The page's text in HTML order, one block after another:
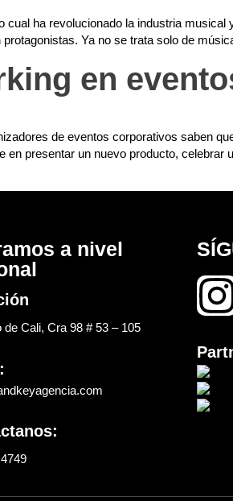
ha revolucionado la industria musical
Ya no se trata solo de
en
de eventos corporativos saben
presentar un nuevo producto, celebrar
a nivel
de Cali, Cra 98 # 53 – 105